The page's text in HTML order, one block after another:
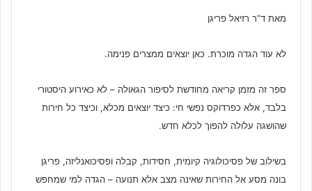
מאת ד”ר רזיאל פריגן
לא עוד הגדה מוכרת. כאן יוצאים ממצרים פנימה.
ספר זה מזמן קריאה מחודשת לסיפור הגאולה – לא כאירוע היסטורי
בלבד, אלא כפרדוקס נפשי חי: כיצד יוצאים מכלא, וכיצד כל חירות
שהושגה עלולה להפוך לכלא חדש.
בשילוב של פסיכולוגיה קיומית, חסידות, קבלה ופסיכואנליזה, פריגן
בונה מסע אל החירות שאינה מצב אלא תנועה – הגדה למי שמחפש